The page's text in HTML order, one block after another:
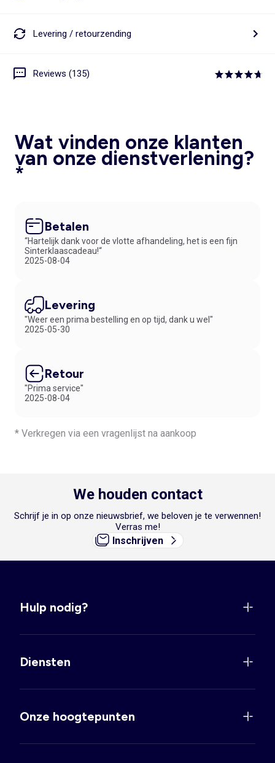
Levering / retourzending
Reviews (135)
Wat vinden onze klanten
van onze dienstverlening?
*
Betalen
“Hartelijk dank voor de vlotte afhandeling, het is een fijn
Sinterklaascadeau!“
2025-08-04
Levering
"Weer een prima bestelling en op tijd, dank u wel"
2025-05-30
Retour
"Prima service"
2025-08-04
* Verkregen via een vragenlijst na aankoop
We houden contact
Schrijf je in op onze nieuwsbrief, we beloven je te verwennen!
Verras me!
Inschrijven
Hulp nodig?
Diensten
Onze hoogtepunten